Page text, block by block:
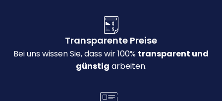
Transparente Preise
Bei uns wissen Sie, dass wir 100% transparent und
günstig arbeiten.